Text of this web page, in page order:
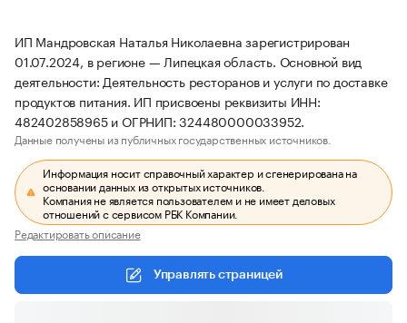
ИП Мандровская Наталья Николаевна зарегистрирован
01.07.2024, в регионе — Липецкая область. Основной вид
деятельности: Деятельность ресторанов и услуги по доставке
продуктов питания. ИП присвоены реквизиты ИНН:
482402858965 и ОГРНИП: 324480000033952.
Данные получены из публичных государственных источников.
Информация носит справочный характер и сгенерирована на
основании данных из открытых источников.
Компания не является пользователем и не имеет деловых
отношений с сервисом РБК Компании.
Редактировать описание
Управлять страницей